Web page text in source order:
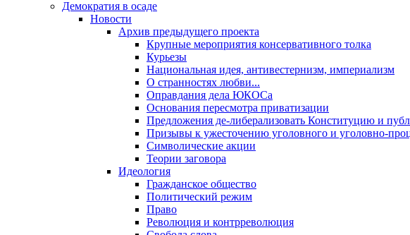
Демократия в осаде
Новости
Архив предыдущего проекта
Крупные мероприятия консервативного толка
Курьезы
Национальная идея, антивестернизм, империализм
О странностях любви...
Оправдания дела ЮКОСа
Основания пересмотра приватизации
Предложения де-либерализовать Конституцию и
Призывы к ужесточению уголовного и уголовно-
Символические акции
Теории заговора
Идеология
Гражданское общество
Политический режим
Право
Революция и контрреволюция